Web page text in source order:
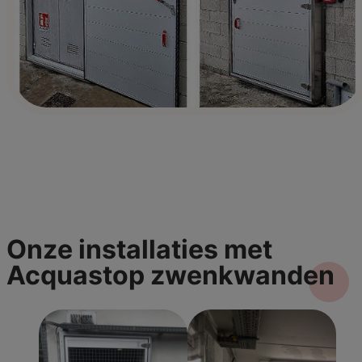
Onze installaties met
Acquastop zwenkwanden